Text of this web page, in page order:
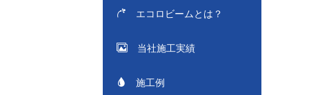
エコロビームとは？
当社施工実績
施工例